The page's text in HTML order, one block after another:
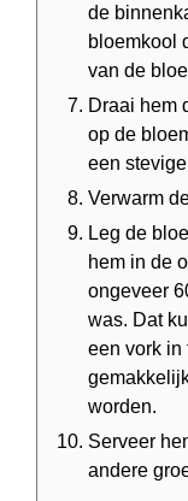
de
bloemkool
van de
Draai hem
op de
een
Verwarm
Leg de
hem in de
ongeveer
was. Dat
een vork in
worden.
Serveer
andere